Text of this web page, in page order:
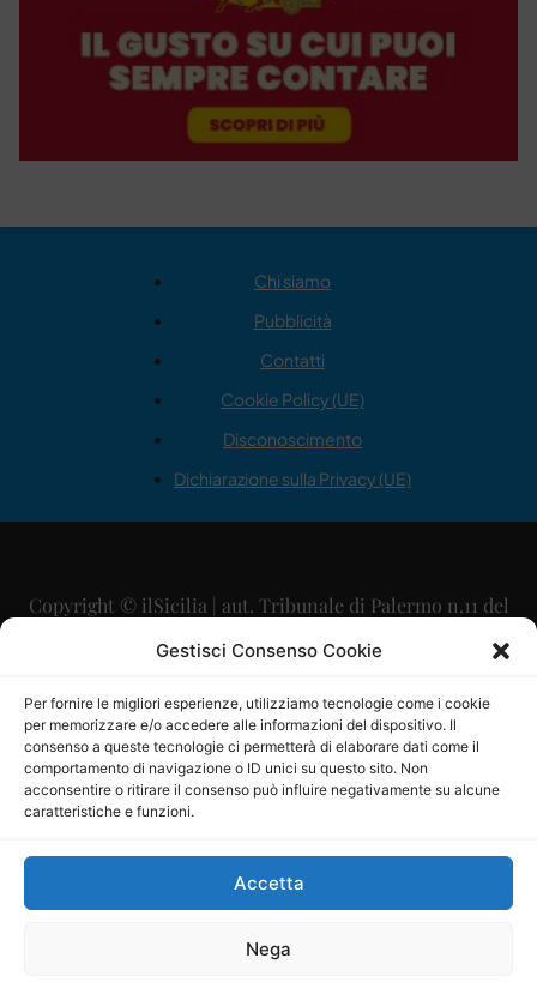
Gestisci Consenso Cookie
Per fornire le migliori esperienze, utilizziamo tecnologie come i cookie
per memorizzare e/o accedere alle informazioni del dispositivo. Il
consenso a queste tecnologie ci permetterà di elaborare dati come il
comportamento di navigazione o ID unici su questo sito. Non
acconsentire o ritirare il consenso può influire negativamente su alcune
caratteristiche e funzioni.
Accetta
Nega
Chi siamo
Pubblicità
Contatti
Cookie Policy (UE)
Disconoscimento
Dichiarazione sulla Privacy (UE)
Copyright © ilSicilia | aut. Tribunale di Palermo n.11 del
29/09/2015
Direttore Editoriale: Maurizio Scaglione
Direttore Responsabile: Maria Calabrese
P.IVA: 06334930820
Mercurio Comunicazione Società Cooperativa a r.l. è
iscritta al Registro degli Operatori di Comunicazione al